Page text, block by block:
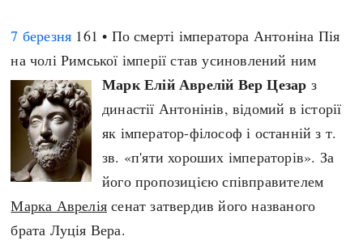
Спорт
Чудеса світу
Регіони
Австралія
Азія
Америка
Африка
Європа
Новітня історія
Наш час
Індекси
Нові статті
Популярні статті
Визначальні події
#Хештеги
7 березня 161 • По смерті імператора Антоніна Пія
на чолі Римської імперії став усиновлений ним
Марк Елій Аврелій Вер Цезар з
династії Антонінів, відомий в історії
як імператор-філософ і останній з т.
зв. «п'яти хороших імператорів». За
його пропозицією співправителем
Марка Аврелія сенат затвердив його названого
брата Луція Вера.